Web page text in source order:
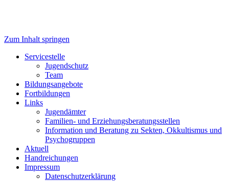
Servicestelle Kinder- und
Jugendschutz
Zum Inhalt springen
Servicestelle
Jugendschutz
Team
Bildungsangebote
Fortbildungen
Links
Jugendämter
Familien- und Erziehungsberatungsstellen
Information und Beratung zu Sekten, Okkultismus und
Psychogruppen
Aktuell
Handreichungen
Impressum
Datenschutzerklärung